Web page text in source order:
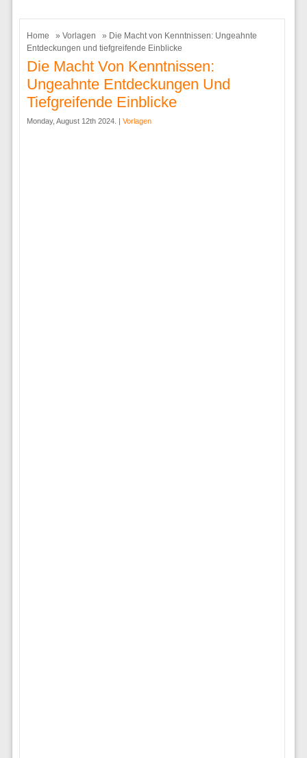
Home » Vorlagen
» Die Macht von Kenntnissen: Ungeahnte
Entdeckungen und tiefgreifende Einblicke
Die Macht Von Kenntnissen:
Ungeahnte Entdeckungen Und
Tiefgreifende Einblicke
Monday, August 12th 2024. | Vorlagen